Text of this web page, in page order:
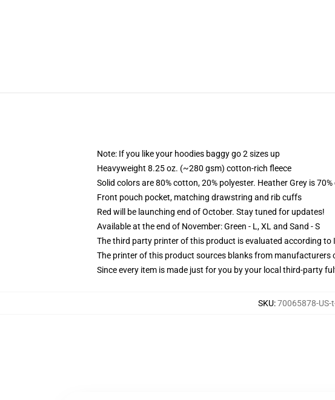
Note: If you like your hoodies baggy go 2 sizes up
Heavyweight 8.25 oz. (~280 gsm) cotton-rich fleece
Solid colors are 80% cotton, 20% polyester. Heather Grey is
Front pouch pocket, matching drawstring and rib cuffs
Red will be launching end of October. Stay tuned for updates!
Available at the end of November: Green - L, XL and Sand - S
The third party printer of this product is evaluated according
The printer of this product sources blanks from
Since every item is made just for you by your local third-party
SKU:70065878-US-